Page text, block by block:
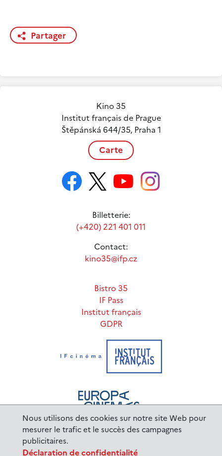
Nous utilisons des cookies sur notre site Web pour
mesurer le trafic et le succès des campagnes
publicitaires.
Déclaration de confidentialité
Partager
Kino 35
Institut français de Prague
Štěpánská 644/35, Praha 1
Carte
Billetterie:
(+420) 221 401 011
Contact:
kino35@ifp.cz
Bistro 35
IF Pass
Institut français
GDPR
© 2023 Institut français de Prague |